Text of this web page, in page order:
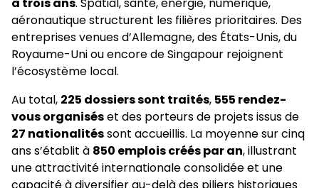
à trois ans. Spatial, santé, énergie, numérique,
aéronautique structurent les filières prioritaires. Des
entreprises venues d’Allemagne, des États-Unis, du
Royaume-Uni ou encore de Singapour rejoignent
l’écosystème local.
Au total, 225 dossiers sont traités, 555 rendez-
vous organiséset des porteurs de projets issus de
27 nationalitéssont accueillis. La moyenne sur cinq
ans s’établit à 850 emplois créés par an, illustrant
une attractivité internationale consolidée et une